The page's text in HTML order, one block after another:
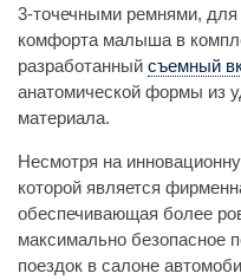
3-точечными ремнями,
комфорта малыша в
разработанный съемный
анатомической формы из
материала.
Несмотря на
которой является
обеспечивающая более
максимально безопасное
поездок в салоне